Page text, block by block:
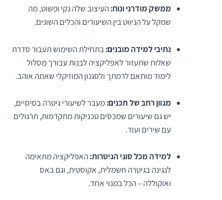
ממשק מודרני ונוח:העיצוב שלה נקי ופשוט, מה
שמקל על הניווט בין השיעורים והכלים השונים.
נתיבי למידה מובנים:בתחילת השימוש תעבור סדרת
שאלות שתעזור לאפליקציה לבנות עבורך מסלול
לימוד מותאם לרמתך ולסגנון המוזיקלי שאתה אוהב.
מגוון רחב של תכנים:מעבר לשיעורי גיטרה בסיסיים,
יש גם שיעורים שמכסים טכניקות מתקדמות, תרגולים
עם שירים ועוד.
למידה מכל סוגי הגיטרות:האפליקציה מתאימה
לנגינה בגיטרה חשמלית, אקוסטית, וגם באס
ואוקוללה – הכל במנוי אחד.